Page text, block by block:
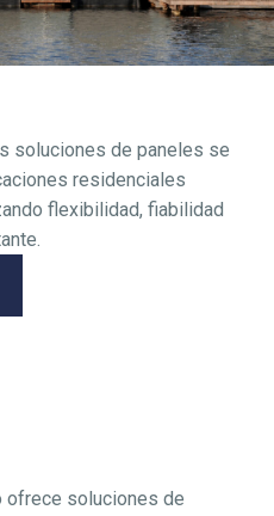
soluciones de paneles se
residenciales
flexibilidad, fiabilidad
ofrece soluciones de